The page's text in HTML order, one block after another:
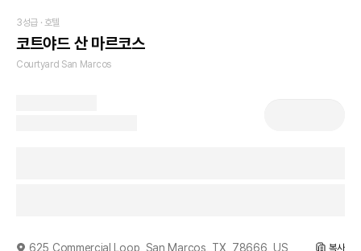
3성급 · 호텔
코트야드 산 마르코스
Courtyard San Marcos
625 Commercial Loop, San Marcos, TX, 78666, US 복사